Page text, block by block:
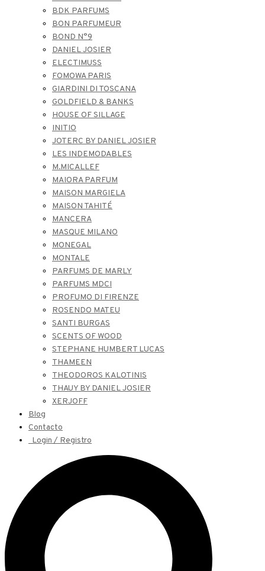
BDK PARFUMS
BON PARFUMEUR
BOND N°9
DANIEL JOSIER
ELECTIMUSS
FOMOWA PARIS
GIARDINI DI TOSCANA
GOLDFIELD & BANKS
HOUSE OF SILLAGE
INITIO
JOTERC BY DANIEL JOSIER
LES INDEMODABLES
M.MICALLEF
MAIORA PARFUM
MAISON MARGIELA
MAISON TAHITÉ
MANCERA
MASQUE MILANO
MONEGAL
MONTALE
PARFUMS DE MARLY
PARFUMS MDCI
PROFUMO DI FIRENZE
ROSENDO MATEU
SANTI BURGAS
SCENTS OF WOOD
STEPHANE HUMBERT LUCAS
THAMEEN
THEODOROS KALOTINIS
THAUY BY DANIEL JOSIER
XERJOFF
Blog
Contacto
Login / Registro